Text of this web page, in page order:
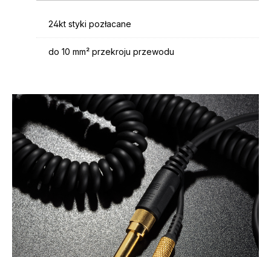
24kt styki pozłacane
do 10 mm² przekroju przewodu